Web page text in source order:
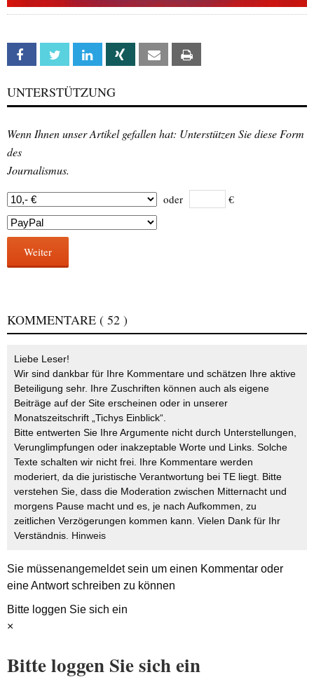
Facebook Twitter Linkedin Xing Email
UNTERSTÜTZUNG
Wenn Ihnen unser Artikel gefallen hat: Unterstützen Sie diese Form
des
Journalismus.
oder €
Weiter
KOMMENTARE ( 52 )
Liebe Leser!
Wir sind dankbar für Ihre Kommentare und schätzen Ihre aktive
Beteiligung sehr. Ihre Zuschriften können auch als eigene
Beiträge auf der Site erscheinen oder in unserer
Monatszeitschrift „Tichys Einblick“.
Bitte entwerten Sie Ihre Argumente nicht durch Unterstellungen,
Verunglimpfungen oder inakzeptable Worte und Links. Solche
Texte schalten wir nicht frei. Ihre Kommentare werden
moderiert, da die juristische Verantwortung bei TE liegt. Bitte
verstehen Sie, dass die Moderation zwischen Mitternacht und
morgens Pause macht und es, je nach Aufkommen, zu
zeitlichen Verzögerungen kommen kann. Vielen Dank für Ihr
Verständnis. Hinweis
Sie müssenangemeldetsein um einen Kommentar oder
eine Antwort schreiben zu können
Bitte loggen Sie sich ein
×
Bitte loggen Sie sich ein